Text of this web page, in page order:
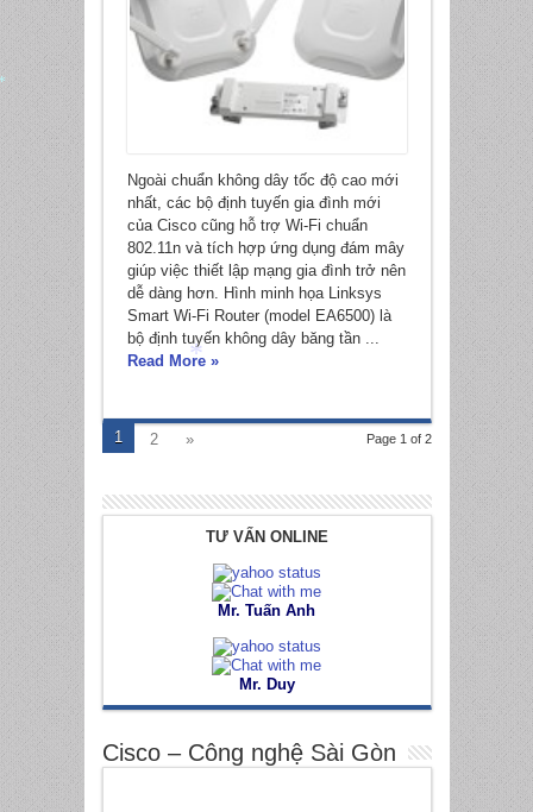
Ngoài chuẩn không dây tốc độ cao mới
nhất, các bộ định tuyến gia đình mới
của Cisco cũng hỗ trợ Wi-Fi chuẩn
802.11n và tích hợp ứng dụng đám mây
giúp việc thiết lập mạng gia đình trở nên
dễ dàng hơn. Hình minh họa Linksys
Smart Wi-Fi Router (model EA6500) là
bộ định tuyến không dây băng tần ...
Read More »
Page 1 of 2
1 2 »
TƯ VẤN ONLINE
Mr. Tuấn Anh
Mr. Duy
Cisco – Công nghệ Sài Gòn